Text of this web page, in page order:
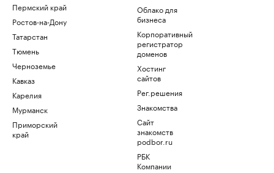
Пермский край
Ростов-на-Дону
Татарстан
Тюмень
Черноземье
Кавказ
Карелия
Мурманск
Приморский
край
Облако для
бизнеса
Корпоративный
регистратор
доменов
Хостинг
сайтов
Рег.решения
Знакомства
Сайт
знакомств
podbor.ru
РБК
Компании